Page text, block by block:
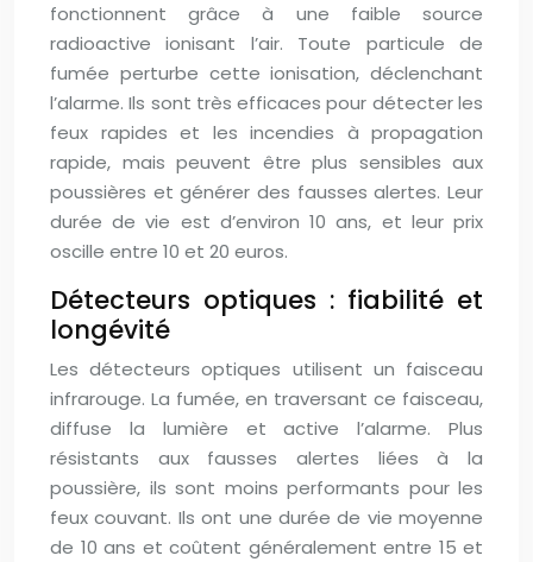
fonctionnent grâce à une faible source
radioactive ionisant l’air. Toute particule de
fumée perturbe cette ionisation, déclenchant
l’alarme. Ils sont très efficaces pour détecter les
feux rapides et les incendies à propagation
rapide, mais peuvent être plus sensibles aux
poussières et générer des fausses alertes. Leur
durée de vie est d’environ 10 ans, et leur prix
oscille entre 10 et 20 euros.
Détecteurs optiques : fiabilité et
longévité
Les détecteurs optiques utilisent un faisceau
infrarouge. La fumée, en traversant ce faisceau,
diffuse la lumière et active l’alarme. Plus
résistants aux fausses alertes liées à la
poussière, ils sont moins performants pour les
feux couvant. Ils ont une durée de vie moyenne
de 10 ans et coûtent généralement entre 15 et